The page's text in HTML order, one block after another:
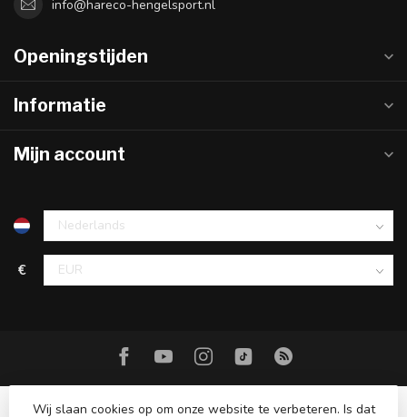
info@hareco-hengelsport.nl
Openingstijden
Informatie
Mijn account
€
Wij slaan cookies op om onze website te verbeteren. Is dat